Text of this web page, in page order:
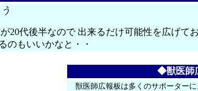
20代後半なので 出来るだけ可能性を広げ
のもいいかなと・・
◆獣医師
獣医師広報板は多くのサポーターに